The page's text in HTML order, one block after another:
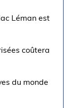
Léman est
coûtera
du monde